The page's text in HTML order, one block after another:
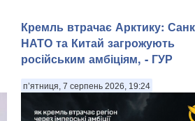
Кремль втрачає Арктику:
НАТО та Китай загрожують
російським амбіціям, - ГУР
п’ятниця, 7 серпень 2026, 19:24